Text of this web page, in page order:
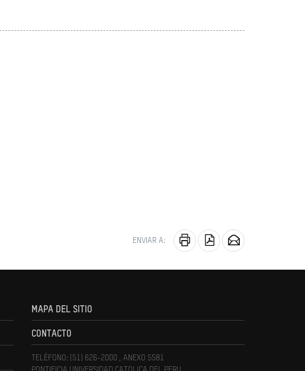
ENVIAR A:
MAPA DEL SITIO
CONTACTO
TELÉFONO: (51) 626-2000 , ANEXO 5581